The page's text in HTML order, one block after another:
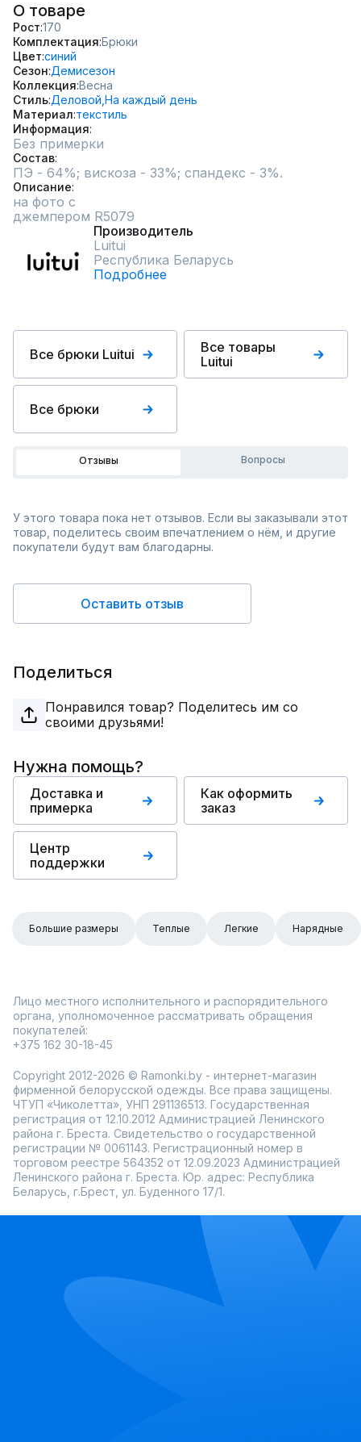
О товаре
Рост 170
Комплектация Брюки
Цвет синий
Сезон Демисезон
Коллекция Весна
Стиль Деловой, На каждый день
Материал текстиль
Информация
Без примерки
Состав
ПЭ - 64%; вискоза - 33%; спандекс - 3%.
Описание
на фото с
джемпером R5079
Производитель
Luitui
Республика Беларусь
Подробнее
Все брюки Luitui
Все товары
Luitui
Все брюки
Отзывы Вопросы
У этого товара пока нет отзывов. Если вы заказывали этот
товар, поделитесь своим впечатлением о нём, и другие
покупатели будут вам благодарны.
Оставить отзыв
Поделиться
Понравился товар? Поделитесь им со
своими друзьями!
Нужна помощь?
Доставка и
примерка
Как оформить
заказ
Центр
поддержки
Большие размеры Теплые Легкие Нарядные
Лицо местного исполнительного и распорядительного
органа, уполномоченное рассматривать обращения
покупателей:
+375 162 30-18-45
Copyright 2012-2026 © Ramonki.by - интернет-магазин
фирменной белорусской одежды. Все права защищены.
ЧТУП «Чиколетта», УНП 291136513. Государственная
регистрация от 12.10.2012 Администрацией Ленинского
района г. Бреста. Свидетельство о государственной
регистрации № 0061143. Регистрационный номер в
торговом реестре 564352 от 12.09.2023 Администрацией
Ленинского района г. Бреста. Юр. адрес: Республика
Беларусь, г.Брест, ул. Буденного 17/1.